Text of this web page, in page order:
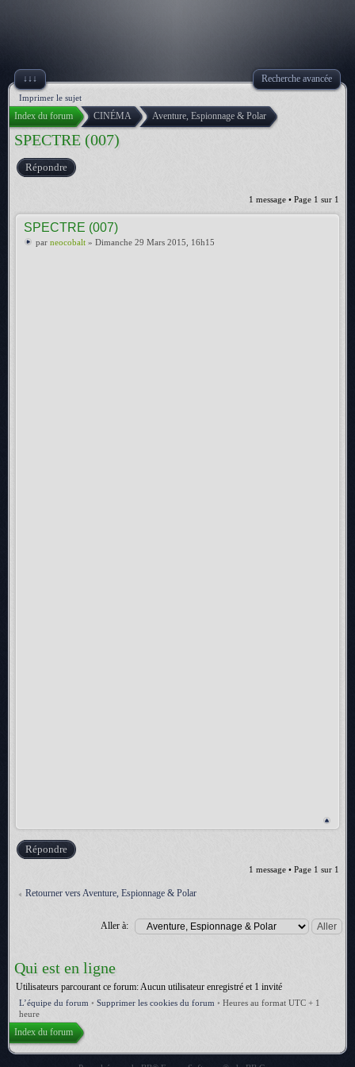
↓↓↓ Recherche avancée
Imprimer le sujet
Index du forum CINÉMA Aventure, Espionnage & Polar
SPECTRE (007)
Répondre
1 message • Page 1 sur 1
SPECTRE (007)
par neocobalt » Dimanche 29 Mars 2015, 16h15
Répondre
1 message • Page 1 sur 1
Retourner vers Aventure, Espionnage & Polar
Aller à:
Qui est en ligne
Utilisateurs parcourant ce forum: Aucun utilisateur enregistré et 1 invité
L’équipe du forum • Supprimer les cookies du forum • Heures au format UTC + 1
heure
Index du forum